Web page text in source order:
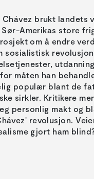
brukt landets
Amerikas store
om å endre
sosialistisk
måten han
populær blant de
sirkler. Kritikere
personlig makt og
revolusjon.
gjort ham